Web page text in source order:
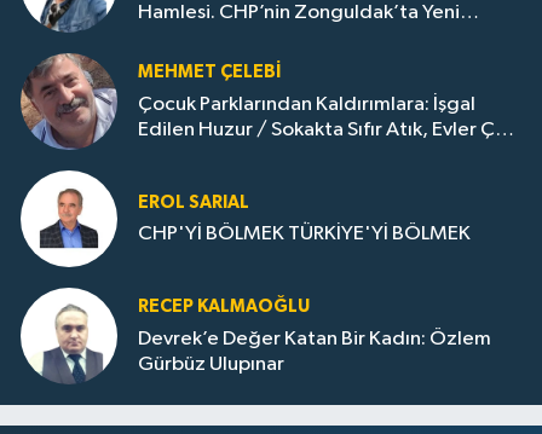
Hamlesi. CHP’nin Zonguldak’ta Yeni
MEHMET ÇELEBI
Çocuk Parklarından Kaldırımlara: İşgal
Edilen Huzur / Sokakta Sıfır Atık, Evler Çöp
EROL SARIAL
CHP'Yİ BÖLMEK TÜRKİYE'Yİ BÖLMEK
RECEP KALMAOĞLU
Devrek’e Değer Katan Bir Kadın: Özlem
Gürbüz Ulupınar